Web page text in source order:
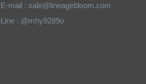
E-mail : sale@lineagebloom.com
Line : @mhy9289o